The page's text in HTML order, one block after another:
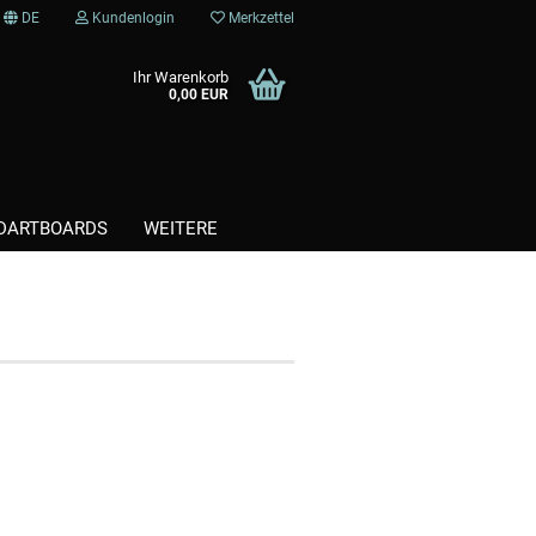
DE Kundenlogin Merkzettel
Ihr Warenkorb
0,00 EUR
WEITERE